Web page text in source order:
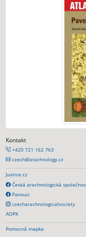
Kontakt
+420 721 162 763
czech@arachnology.cz
Justice.cz
Česká arachnologická
Pavouci
czecharachnologicalsociety
AOPK
Pomocná mapka